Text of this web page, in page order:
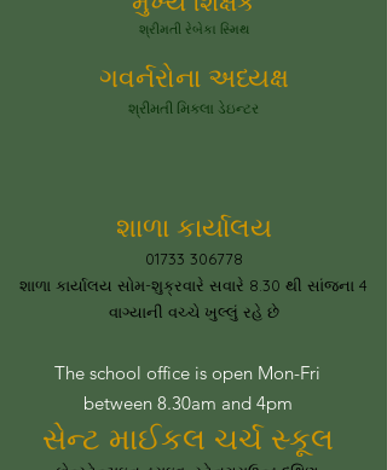
ગવર્નરોના અધ્યક્ષ
શ્રીમતી મિકલા ડેઇન્ટર
શ્રીમતી રેબેકા સ્મિથ
શાળા કાર્યાલય
01733 306778
શાળા કાર્યાલય સોમ-શુક્રવારે સવારે 8.30 થી સાંજના 4
વાગ્યાની વચ્ચે ખુલ્લું રહે છે
The school office is open Mon-Fri
between 8.30am and 4pm
સેન્ટ માઈકલ ચર્ચ સ્કૂલ